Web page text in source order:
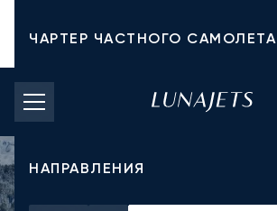
ЧАРТЕР ЧАСТНОГО САМОЛЕТА
СТОИМОСТЬ ЧАРТЕРА
ЧАСТНЫЕ САМОЛЕТЫ
НАПРАВЛЕНИЯ